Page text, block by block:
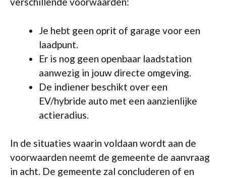
Je hebt geen oprit of garage voor een
laadpunt.
Er is nog geen openbaar laadstation
aanwezig in jouw directe omgeving.
De indiener beschikt over een
EV/hybride auto met een aanzienlijke
actieradius.
In de situaties waarin voldaan wordt aan de
voorwaarden neemt de gemeente de aanvraag
in acht. De gemeente zal concluderen of en